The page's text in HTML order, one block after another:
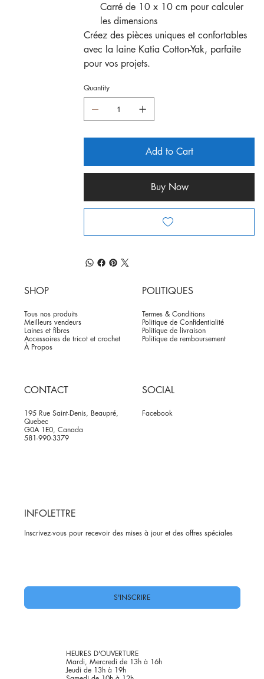
Carré de 10 x 10 cm pour calculer
les dimensions
Créez des pièces uniques et confortables
avec la laine Katia Cotton-Yak, parfaite
pour vos projets.
Quantity
Add to Cart
Buy Now
SHOP
Tous nos produits
Meilleurs vendeurs
Laines et fibres
Accessoires de tricot et crochet
À Propos
POLITIQUES
Termes & Conditions
Politique de Confidentialité
Politique de livraison
Politique de remboursement
CONTACT
195 Rue Saint-Denis, Beaupré,
Quebec
G0A 1E0, Canada
581-990-3379
SOCIAL
Facebook
INFOLETTRE
Inscrivez-vous pour recevoir des mises à jour et des offres spéciales
S'INSCRIRE
HEURES D'OUVERTURE
Mardi, Mercredi de 13h à 16h
Jeudi de 13h à 19h